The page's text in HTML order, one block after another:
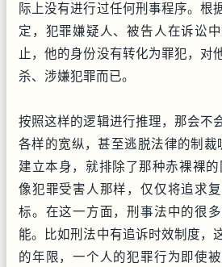
际上没有进行过任何刑事程序。根
定，犯罪嫌疑人、被告人在诉讼
止，他的身份没有转化为罪犯，对
杀、涉嫌犯罪而已。
按照这样的逻辑进行推理，那会不
各样的宽纵，甚至逃脱法律的制裁
建立本身，就排除了那种赤裸裸
像犯罪受害人那样，仅仅将追求
标。在这一方面，刑事法中的很
能。比如刑法中有追诉时效制度，
的年限，一个人的犯罪行为即使